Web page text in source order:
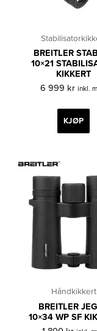
BREITLER
10×21
KIKKERT
6 999 kr inkl.
KJØP
Håndkikkert
BREITLER
10×34 WP SF